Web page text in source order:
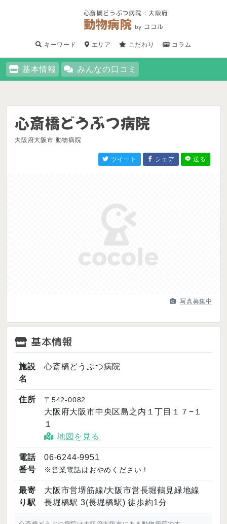
心斎橋どうぶつ病院 : 大阪府
動物病院 by ココル
キーワード エリア こだわり コラム
基本情報 みんなの口コミ
心斎橋どうぶつ病院
大阪府大阪市 動物病院
ツイート シェア 送る
写真募集中
基本情報
施設
名
心斎橋どうぶつ病院
住所 〒542-0082
大阪府大阪市中央区島之内１丁目１７−１
１
地図を見る
電話
番号
06-6244-9951
※営業電話はおやめください！
最寄
り駅
大阪市営堺筋線/大阪市営長堀鶴見緑地線
長堀橋駅 3(長堀橋駅) 徒歩約1分